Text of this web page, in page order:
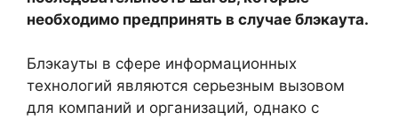
необходимо предпринять в случае блэкаута.
Блэкауты в сфере информационных
технологий являются серьезным вызовом
для компаний и организаций, однако с